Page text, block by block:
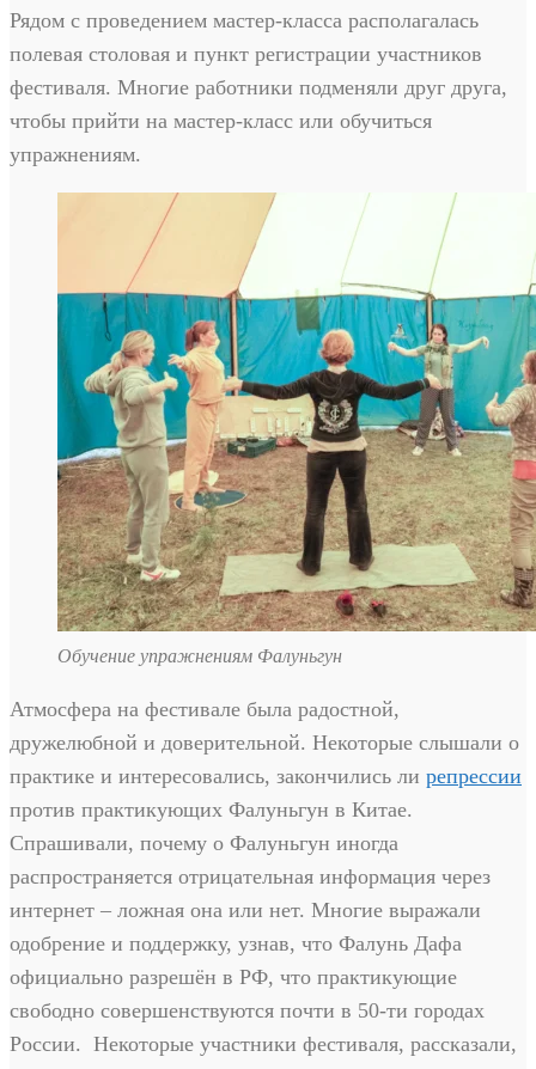
Рядом с проведением мастер-класса располагалась
полевая столовая и пункт регистрации участников
фестиваля. Многие работники подменяли друг друга,
чтобы прийти на мастер-класс или обучиться
упражнениям.
Обучение упражнениям Фалуньгун
Атмосфера на фестивале была радостной,
дружелюбной и доверительной. Некоторые слышали о
практике и интересовались, закончились ли репрессии
против практикующих Фалуньгун в Китае.
Спрашивали, почему о Фалуньгун иногда
распространяется отрицательная информация через
интернет – ложная она или нет. Многие выражали
одобрение и поддержку, узнав, что Фалунь Дафа
официально разрешён в РФ, что практикующие
свободно совершенствуются почти в 50-ти городах
России. Некоторые участники фестиваля, рассказали,